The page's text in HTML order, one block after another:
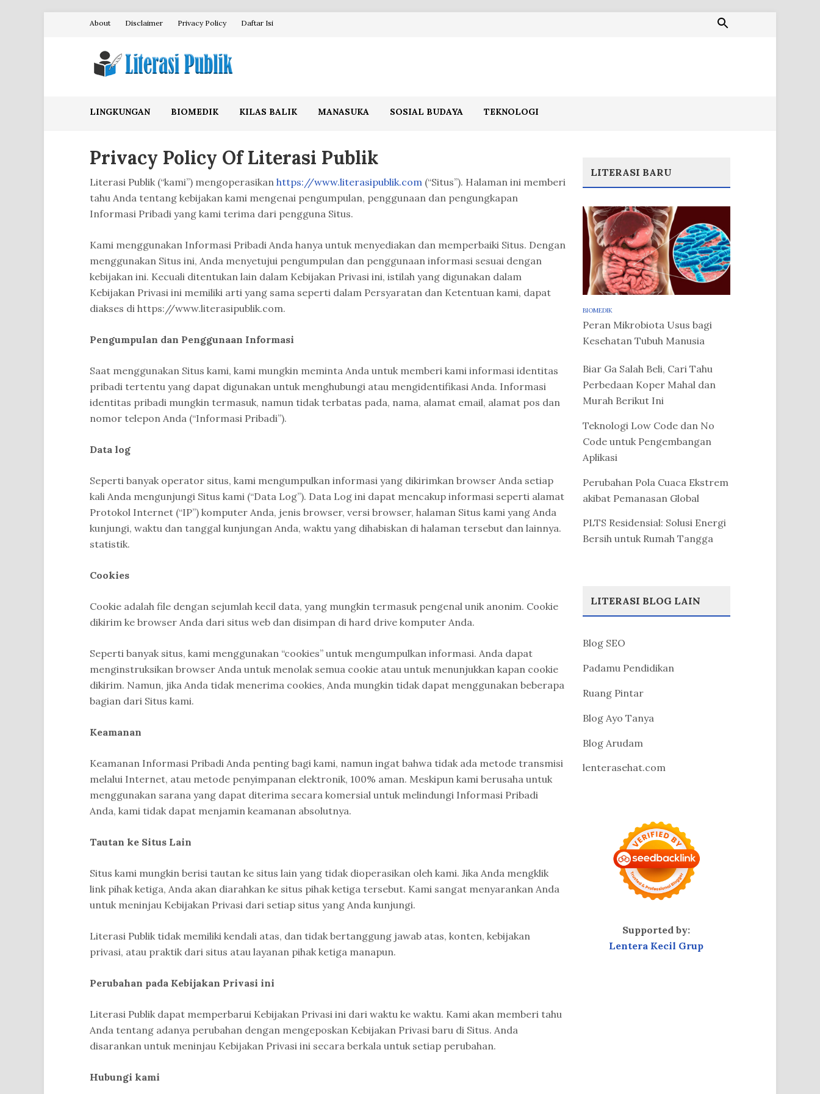
About Disclaimer Privacy Policy Daftar Isi
LINGKUNGAN BIOMEDIK KILAS BALIK MANASUKA SOSIAL BUDAYA TEKNOLOGI
Privacy Policy Of Literasi Publik
Literasi Publik (“kami”) mengoperasikan https://www.literasipublik.com (“Situs”). Halaman ini memberi
tahu Anda tentang kebijakan kami mengenai pengumpulan, penggunaan dan pengungkapan
Informasi Pribadi yang kami terima dari pengguna Situs.
Kami menggunakan Informasi Pribadi Anda hanya untuk menyediakan dan memperbaiki Situs. Dengan
menggunakan Situs ini, Anda menyetujui pengumpulan dan penggunaan informasi sesuai dengan
kebijakan ini. Kecuali ditentukan lain dalam Kebijakan Privasi ini, istilah yang digunakan dalam
Kebijakan Privasi ini memiliki arti yang sama seperti dalam Persyaratan dan Ketentuan kami, dapat
diakses di https://www.literasipublik.com.
Pengumpulan dan Penggunaan Informasi
Saat menggunakan Situs kami, kami mungkin meminta Anda untuk memberi kami informasi identitas
pribadi tertentu yang dapat digunakan untuk menghubungi atau mengidentifikasi Anda. Informasi
identitas pribadi mungkin termasuk, namun tidak terbatas pada, nama, alamat email, alamat pos dan
nomor telepon Anda (“Informasi Pribadi”).
Data log
Seperti banyak operator situs, kami mengumpulkan informasi yang dikirimkan browser Anda setiap
kali Anda mengunjungi Situs kami (“Data Log”). Data Log ini dapat mencakup informasi seperti alamat
Protokol Internet (“IP”) komputer Anda, jenis browser, versi browser, halaman Situs kami yang Anda
kunjungi, waktu dan tanggal kunjungan Anda, waktu yang dihabiskan di halaman tersebut dan lainnya.
statistik.
Cookies
Cookie adalah file dengan sejumlah kecil data, yang mungkin termasuk pengenal unik anonim. Cookie
dikirim ke browser Anda dari situs web dan disimpan di hard drive komputer Anda.
Seperti banyak situs, kami menggunakan “cookies” untuk mengumpulkan informasi. Anda dapat
menginstruksikan browser Anda untuk menolak semua cookie atau untuk menunjukkan kapan cookie
dikirim. Namun, jika Anda tidak menerima cookies, Anda mungkin tidak dapat menggunakan beberapa
bagian dari Situs kami.
Keamanan
Keamanan Informasi Pribadi Anda penting bagi kami, namun ingat bahwa tidak ada metode transmisi
melalui Internet, atau metode penyimpanan elektronik, 100% aman. Meskipun kami berusaha untuk
menggunakan sarana yang dapat diterima secara komersial untuk melindungi Informasi Pribadi
Anda, kami tidak dapat menjamin keamanan absolutnya.
Tautan ke Situs Lain
Situs kami mungkin berisi tautan ke situs lain yang tidak dioperasikan oleh kami. Jika Anda mengklik
link pihak ketiga, Anda akan diarahkan ke situs pihak ketiga tersebut. Kami sangat menyarankan Anda
untuk meninjau Kebijakan Privasi dari setiap situs yang Anda kunjungi.
Literasi Publik tidak memiliki kendali atas, dan tidak bertanggung jawab atas, konten, kebijakan
privasi, atau praktik dari situs atau layanan pihak ketiga manapun.
Perubahan pada Kebijakan Privasi ini
Literasi Publik dapat memperbarui Kebijakan Privasi ini dari waktu ke waktu. Kami akan memberi tahu
Anda tentang adanya perubahan dengan mengeposkan Kebijakan Privasi baru di Situs. Anda
disarankan untuk meninjau Kebijakan Privasi ini secara berkala untuk setiap perubahan.
Hubungi kami
LITERASI BARU
BIOMEDIK
Peran Mikrobiota Usus bagi
Kesehatan Tubuh Manusia
Biar Ga Salah Beli, Cari Tahu
Perbedaan Koper Mahal dan
Murah Berikut Ini
Teknologi Low Code dan No
Code untuk Pengembangan
Aplikasi
Perubahan Pola Cuaca Ekstrem
akibat Pemanasan Global
PLTS Residensial: Solusi Energi
Bersih untuk Rumah Tangga
LITERASI BLOG LAIN
Blog SEO
Padamu Pendidikan
Ruang Pintar
Blog Ayo Tanya
Blog Arudam
lenterasehat.com
Supported by:
Lentera Kecil Grup